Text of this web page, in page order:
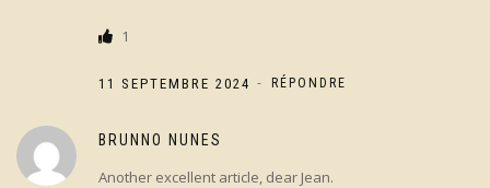
1
11 SEPTEMBRE 2024 - RÉPONDRE
BRUNNO NUNES
Another excellent article, dear Jean.